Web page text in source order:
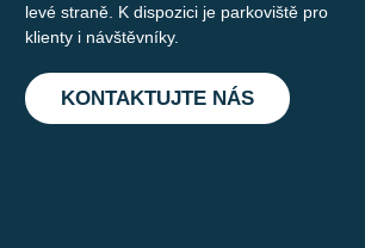
levé straně. K dispozici je parkoviště pro
klienty i návštěvníky.
KONTAKTUJTE NÁS